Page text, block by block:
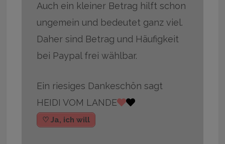
Auch ein kleiner Betrag hilft schon
ungemein und bedeutet ganz viel.
Daher sind Betrag und Häufigkeit
bei Paypal frei wählbar.
Ein riesiges Dankeschön sagt
HEIDI VOM LANDE
♡ Ja, ich will